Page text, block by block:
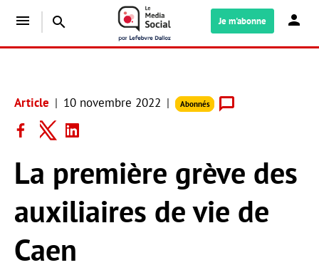
menu search Je m'abonne
Article 10 novembre 2022 Abonnés
La première grève des
auxiliaires de vie de
Caen